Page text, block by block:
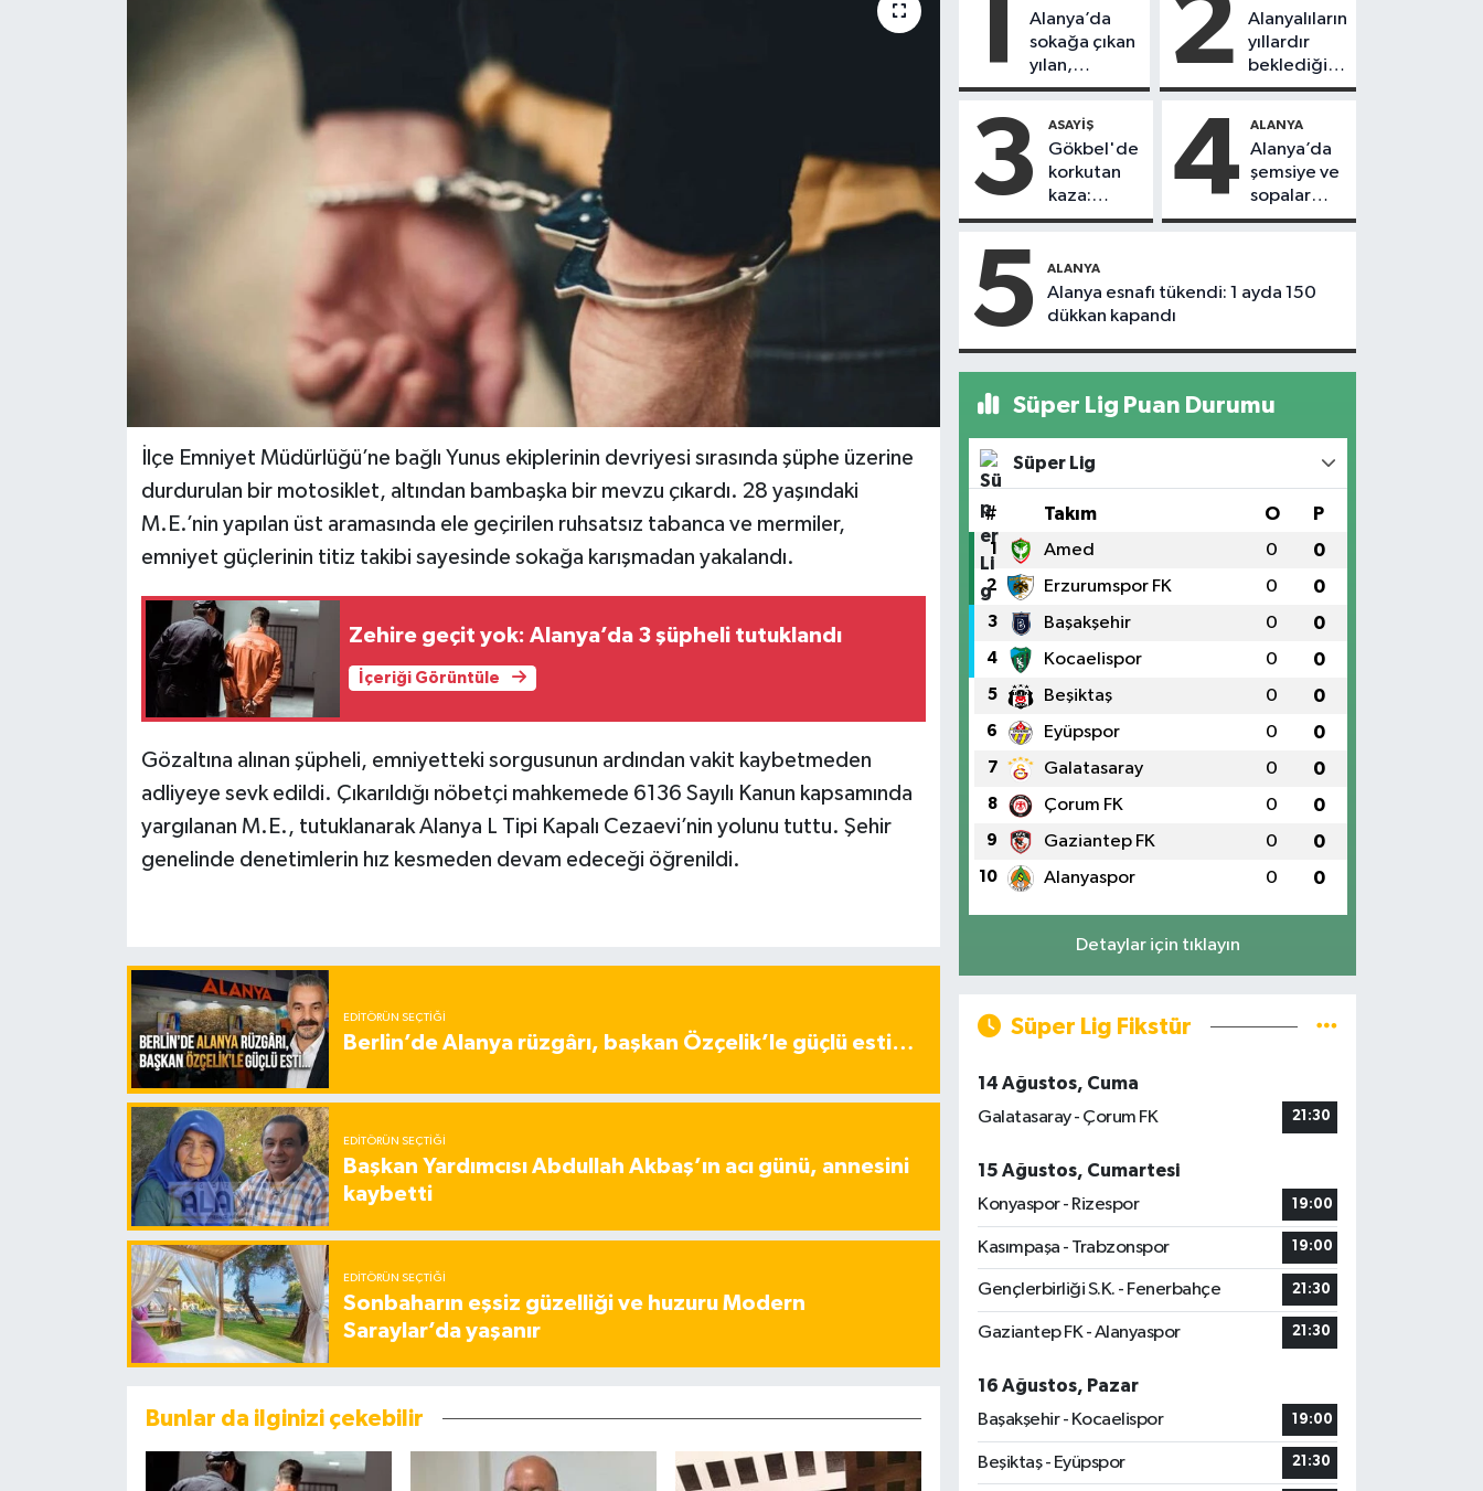
İlçe Emniyet Müdürlüğü’ne bağlı Yunus ekiplerinin devriyesi sırasında şüphe üzerine
durdurulan bir motosiklet, altından bambaşka bir mevzu çıkardı. 28 yaşındaki
M.E.’nin yapılan üst aramasında ele geçirilen ruhsatsız tabanca ve mermiler,
emniyet güçlerinin titiz takibi sayesinde sokağa karışmadan yakalandı.
Zehire geçit yok: Alanya’da 3 şüpheli tutuklandı
İçeriği Görüntüle
Gözaltına alınan şüpheli, emniyetteki sorgusunun ardından vakit kaybetmeden
adliyeye sevk edildi. Çıkarıldığı nöbetçi mahkemede 6136 Sayılı Kanun kapsamında
yargılanan M.E., tutuklanarak Alanya L Tipi Kapalı Cezaevi’nin yolunu tuttu. Şehir
genelinde denetimlerin hız kesmeden devam edeceği öğrenildi.
EDITÖRÜN SEÇTIĞI
Berlin’de Alanya rüzgârı, başkan Özçelik’le güçlü esti…
EDITÖRÜN SEÇTIĞI
Başkan Yardımcısı Abdullah Akbaş’ın acı günü, annesini
kaybetti
EDITÖRÜN SEÇTIĞI
Sonbaharın eşsiz güzelliği ve huzuru Modern
Saraylar’da yaşanır
Bunlar da ilginizi çekebilir
1
Alanya’da
sokağa çıkan
yılan,
vatandaşı
2
Alanyalıların
yıllardır
beklediği
yol askıdan
3 ASAYIŞ
Gökbel'de
korkutan
kaza:
Başkanın
motosiklet
çarptı
4 ALANYA
Alanya’da
şemsiye ve
sopalar
havada
5 ALANYA
Alanya esnafı tükendi: 1 ayda 150
dükkan kapandı
Süper Lig Puan Durumu
Süper Lig
# Takım O P
1 Amed 0 0
2 Erzurumspor FK 0 0
3 Başakşehir 0 0
4 Kocaelispor 0 0
5 Beşiktaş 0 0
6 Eyüpspor 0 0
7 Galatasaray 0 0
8 Çorum FK 0 0
9 Gaziantep FK 0 0
10 Alanyaspor 0 0
Detaylar için tıklayın
Süper Lig Fikstür
14 Ağustos, Cuma
Galatasaray - Çorum FK
21:30
15 Ağustos, Cumartesi
Konyaspor - Rizespor
19:00
Kasımpaşa - Trabzonspor 19:00
Gençlerbirliği S.K. - Fenerbahçe 21:30
Gaziantep FK - Alanyaspor 21:30
16 Ağustos, Pazar
Başakşehir - Kocaelispor
19:00
Beşiktaş - Eyüpspor 21:30